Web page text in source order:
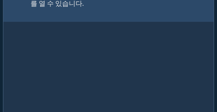
를 열 수 있습니다.